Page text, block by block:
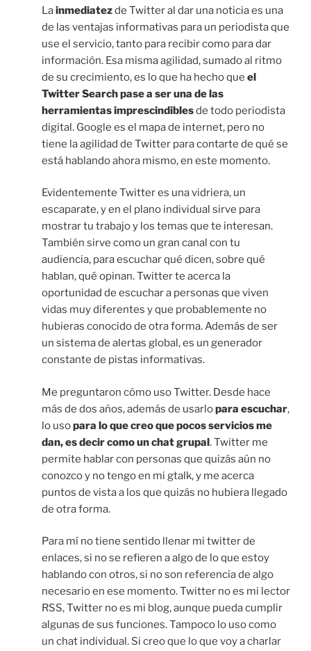
Lainmediatezde Twitter al dar una noticia es una
de las ventajas informativas para un periodista que
use el servicio, tanto para recibir como para dar
información. Esa misma agilidad, sumado al ritmo
de su crecimiento, es lo que ha hecho que el
Twitter Search pase a ser una de las
herramientas imprescindiblesde todo periodista
digital. Google es el mapa de internet, pero no
tiene la agilidad de Twitter para contarte de qué se
está hablando ahora mismo, en este momento.
Evidentemente Twitter es una vidriera, un
escaparate, y en el plano individual sirve para
mostrar tu trabajo y los temas que te interesan.
También sirve como un gran canal con tu
audiencia, para escuchar qué dicen, sobre qué
hablan, qué opinan. Twitter te acerca la
oportunidad de escuchar a personas que viven
vidas muy diferentes y que probablemente no
hubieras conocido de otra forma. Además de ser
un sistema de alertas global, es un generador
constante de pistas informativas.
Me preguntaron cómo uso Twitter. Desde hace
más de dos años, además de usarlopara escuchar,
lo usopara lo que creo que pocos servicios me
dan, es decir como un chat grupal. Twitter me
permite hablar con personas que quizás aún no
conozco y no tengo en mi gtalk, y me acerca
puntos de vista a los que quizás no hubiera llegado
de otra forma.
Para mí no tiene sentido llenar mi twitter de
enlaces, si no se refieren a algo de lo que estoy
hablando con otros, si no son referencia de algo
necesario en ese momento. Twitter no es mi lector
RSS, Twitter no es mi blog, aunque pueda cumplir
algunas de sus funciones. Tampoco lo uso como
un chat individual. Si creo que lo que voy a charlar